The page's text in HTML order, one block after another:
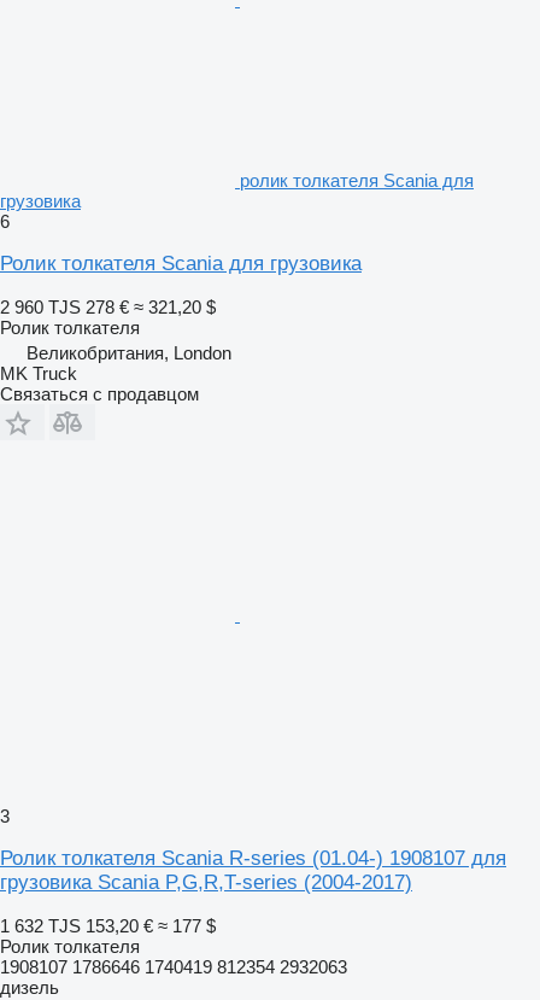
ролик толкателя Scania для
грузовика
6
Ролик толкателя Scania для грузовика
2 960 TJS 278 € ≈ 321,20 $
Ролик толкателя
Великобритания, London
MK Truck
Связаться с продавцом
3
Ролик толкателя Scania R-series (01.04-) 1908107 для
грузовика Scania P,G,R,T-series (2004-2017)
1 632 TJS 153,20 € ≈ 177 $
Ролик толкателя
1908107 1786646 1740419 812354 2932063
дизель